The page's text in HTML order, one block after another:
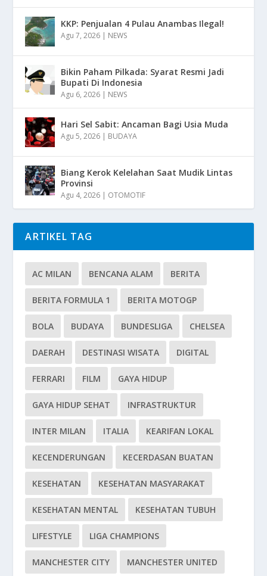
KKP: Penjualan 4 Pulau Anambas Ilegal!
Agu 7, 2026 | NEWS
Bikin Paham Pilkada: Syarat Resmi Jadi
Bupati Di Indonesia
Agu 6, 2026 | NEWS
Hari Sel Sabit: Ancaman Bagi Usia Muda
Agu 5, 2026 | BUDAYA
Biang Kerok Kelelahan Saat Mudik Lintas
Provinsi
Agu 4, 2026 | OTOMOTIF
ARTIKEL TAG
AC MILAN BENCANA ALAM BERITA
BERITA FORMULA 1 BERITA MOTOGP
BOLA BUDAYA BUNDESLIGA CHELSEA
DAERAH DESTINASI WISATA DIGITAL
FERRARI FILM GAYA HIDUP
GAYA HIDUP SEHAT INFRASTRUKTUR
INTER MILAN ITALIA KEARIFAN LOKAL
KECENDERUNGAN KECERDASAN BUATAN
KESEHATAN KESEHATAN MASYARAKAT
KESEHATAN MENTAL KESEHATAN TUBUH
LIFESTYLE LIGA CHAMPIONS
MANCHESTER CITY MANCHESTER UNITED